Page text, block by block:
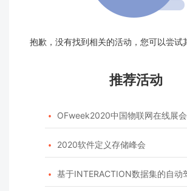
抱歉，没有找到相关的活动，您可以尝试
推荐活动
 OFweek2020中国物联网在线展会
 2020软件定义存储峰会
 基于INTERACTION数据集的自动驾驶预测